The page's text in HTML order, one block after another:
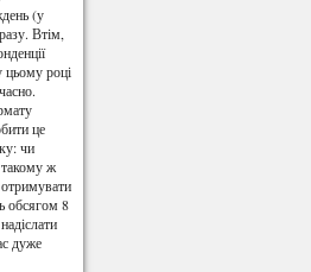
(у
Втім,
році
це
чи
такому ж
обсягом 8
дуже